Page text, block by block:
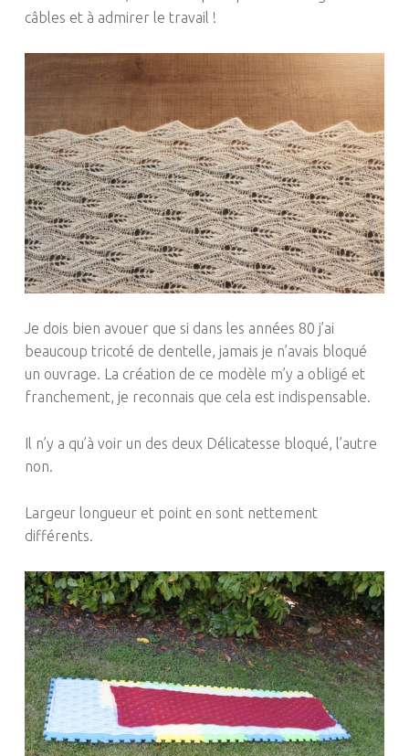
câbles et à admirer le travail !
Je dois bien avouer que si dans les années 80 j’ai
beaucoup tricoté de dentelle, jamais je n’avais bloqué
un ouvrage. La création de ce modèle m’y a obligé et
franchement, je reconnais que cela est indispensable.
Il n’y a qu’à voir un des deux Délicatesse bloqué, l’autre
non.
Largeur longueur et point en sont nettement
différents.